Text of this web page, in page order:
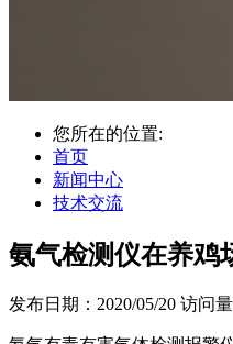
您所在的位置:
首页
新闻中心
技术交流
氨气检测仪在养鸡
发布日期：2020/05/20 访问